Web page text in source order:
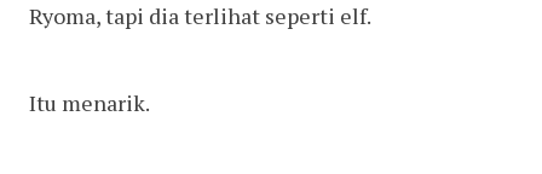
Ryoma, tapi dia terlihat seperti elf.
Itu menarik.